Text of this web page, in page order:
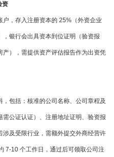
资
户，存入注册资本的 25%（外资企业
银行会出具资本到位证明（验资报
），需提供资产评估报告作为出资凭
包括：核准的公司名称、公司章程及
公证认证）、注册地址证明、验资报
及受限行业，需额外提交外商经营许
7-10 个工作日，通过后可领取公司注